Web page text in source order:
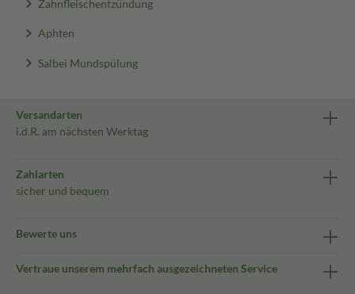
Zahnfleischentzündung
Aphten
Salbei Mundspülung
Versandarten
i.d.R. am nächsten Werktag
Zahlarten
sicher und bequem
Bewerte uns
Vertraue unserem mehrfach ausgezeichneten Service